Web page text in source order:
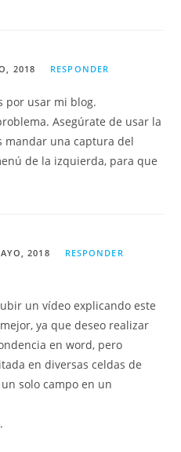
2018 RESPONDER
por usar mi blog.
Asegúrate de usar la
mandar una captura del
de la izquierda, para que
2018 RESPONDER
un vídeo explicando este
ya que deseo realizar
en word, pero
en diversas celdas de
solo campo en un